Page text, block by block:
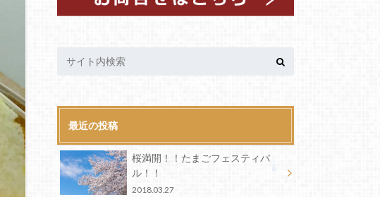
最近の投稿
桜満開！！たまごフェスティバ
ル！！
2018.03.27